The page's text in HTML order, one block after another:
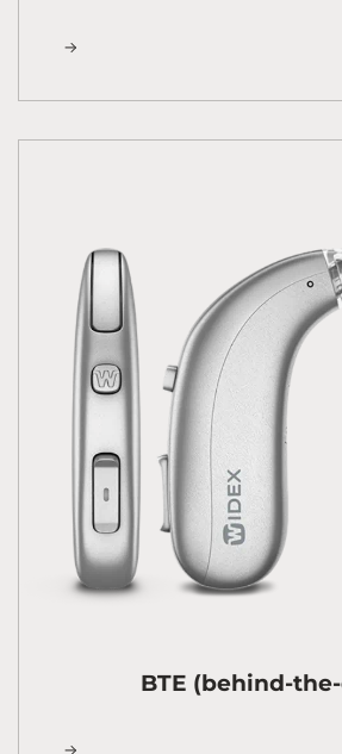
BTE (behind-